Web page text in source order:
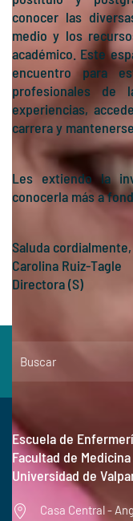
conocer las
medio y los
académico. Este
encuentro para
profesionales de
experiencias,
carrera y
Les extiendo la
conocerla más a
Saluda cordialmente,
Carolina Ruiz-Tagle
Directora (S)
Escuela de
Facultad de Medicina
Universidad de
Casa Central -